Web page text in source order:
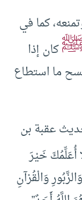
كما في
كان إذا
ما استطاع
عقبة بن
أُعَلِّمُكَ خَيْرَ
وَالْقُرْآنِ